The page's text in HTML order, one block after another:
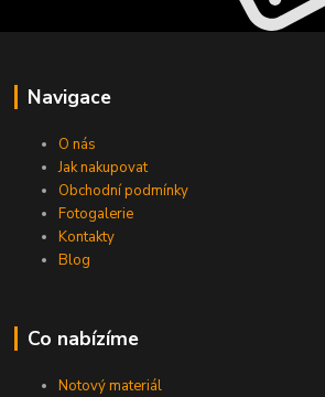
Navigace
O nás
Jak nakupovat
Obchodní podmínky
Fotogalerie
Kontakty
Blog
Co nabízíme
Notový materiál